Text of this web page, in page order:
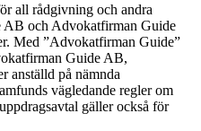
all rådgivning och andra
AB och Advokatfirman Guide
Med ”Advokatfirman Guide”
Guide AB,
anställd på nämnda
vägledande regler om
gäller också för